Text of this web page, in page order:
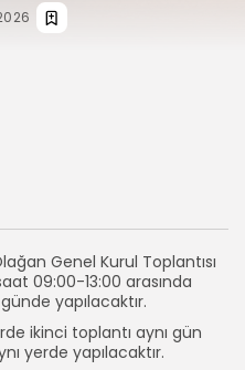
Genel Kurul Toplantısı
09:00-13:00 arasında
yapılacaktır.
ikinci toplantı aynı gün
yerde yapılacaktır.